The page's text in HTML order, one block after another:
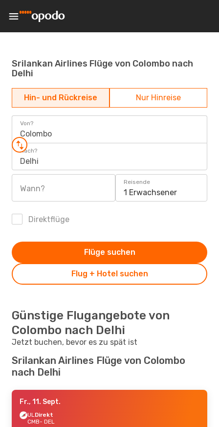
Srilankan Airlines Flüge von Colombo nach
Delhi
Hin- und Rückreise Nur Hinreise
Von?
Colombo
Nach?
Delhi
Wann?
Reisende
1 Erwachsener
Direktflüge
Flug + Hotel suchen
Flüge suchen
Günstige Flugangebote von
Colombo nach Delhi
Jetzt buchen, bevor es zu spät ist
Srilankan Airlines Flüge von Colombo
nach Delhi
Fr., 11. Sept.
ULDirekt
CMB- DEL